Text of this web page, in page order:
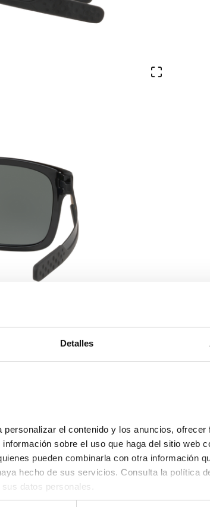
Detalles
el contenido y los anuncios,
sobre el uso que haga del sitio web
pueden combinarla con otra información
datos personales.
Ver en